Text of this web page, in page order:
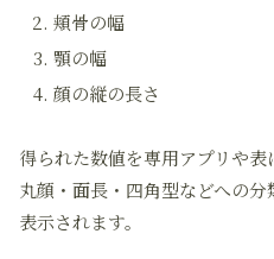
頬骨の幅
顎の幅
顔の縦の長さ
得られた数値を専用アプリや表
丸顔・面長・四角型などへの分
表示されます。